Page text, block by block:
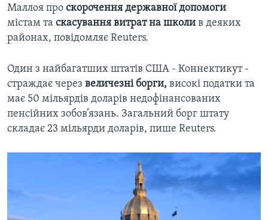
ПОГЛЯД З ВАШИНГТОНА
Маллоя про скорочення державної допомоги
містам та скасування витрат на школи в деяких
районах, повідомляє Reuters.
Один з найбагатших штатів США - Коннектикут -
страждає через величезні борги, високі податки та
має 50 мільярдів доларів недофінансованих
пенсійних зобов’язань. Загальний борг штату
складає 23 мільярди доларів, пише Reuters.